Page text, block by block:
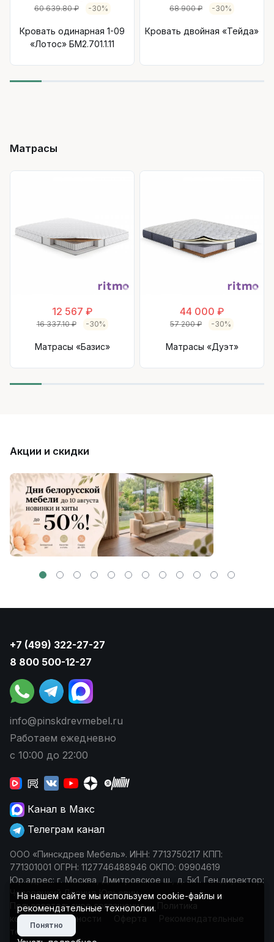
60 639.80 ₽ -30%
Кровать одинарная 1-09
«Лотос» БМ2.701.1.11
68 900 ₽ -30%
Кровать двойная «Тейда»
Матрасы
12 567 ₽
16 337.10 ₽ -30%
Матрасы «Базис»
44 000 ₽
57 200 ₽ -30%
Матрасы «Дуэт»
Акции и скидки
+7 (499) 322-27-27
8 800 500-12-27
info@pinskdrevmebel.ru
Работаем ежедневно
с 10:00 до 22:00
Канал в Макс
Телеграм канал
ООО «Пинскдрев Мебель». ИНН: 7713750217 КПП:
771301001 ОГРН: 1127746488946 ОКПО: 09904619
Юр.адрес: г. Москва, Дмитровское ш., д. 5к1. Ген.директор:
Чеповецкий Леонид Юрьевич
Пользовательское соглашение
Политика
конфиденциальности
Оферта
Рекомендательные
технологии
На нашем сайте мы используем cookie-файлы и
рекомендательные технологии.
Понятно